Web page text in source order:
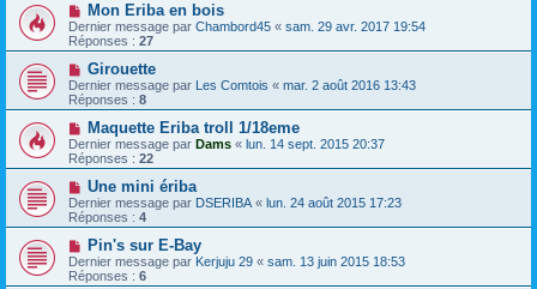
Mon Eriba en bois
Dernier message par Chambord45 « sam. 29 avr. 2017 19:54
Réponses : 27
Girouette
Dernier message par Les Comtois « mar. 2 août 2016 13:43
Réponses : 8
Maquette Eriba troll 1/18eme
Dernier message par Dams « lun. 14 sept. 2015 20:37
Réponses : 22
Une mini ériba
Dernier message par DSERIBA « lun. 24 août 2015 17:23
Réponses : 4
Pin's sur E-Bay
Dernier message par Kerjuju 29 « sam. 13 juin 2015 18:53
Réponses : 6